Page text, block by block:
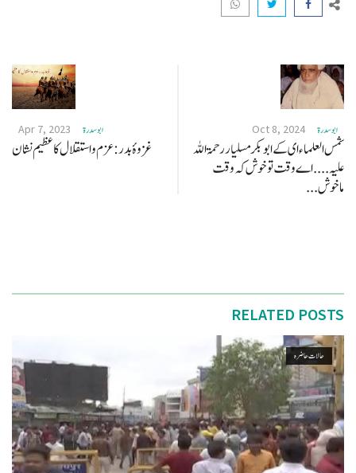
ابو سدرة Oct 8, 2024
شمس العلماء ای کے ابو بکر مسلیار رحمۃ اللہ
علیہ .... اے وقت تو خوش کہ وقت
ماخوش...
ابو سدرة Apr 7, 2023
غزوۂ بدر : عزم واستقلال کا عظیم نشان
RELATED POSTS
حالات حاضرہ